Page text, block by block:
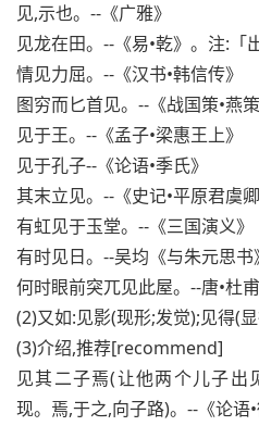
见,示也。--《广雅》
见龙在田。--《易•乾》。注:「
情见力屈。--《汉书•韩信传》
图穷而匕首见。--《战国策•燕策
见于王。--《孟子•梁惠王上》
见于孔子--《论语•季氏》
其末立见。--《史记•平原君虞卿
有虹见于玉堂。--《三国演义》
有时见日。--吴均《与朱元思书
何时眼前突兀见此屋。--唐•杜
(2)又如:见影(现形;发觉);见得(
(3)介绍,推荐[recommend]
见其二子焉(让他两个儿子
现。焉,于之,向子路)。--《论语•